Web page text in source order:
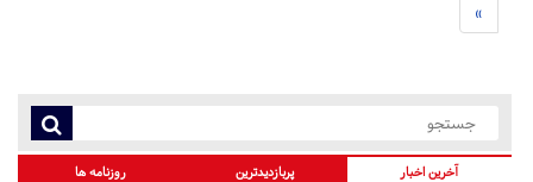
»
آخرین اخبار پربازدیدترین روزنامه ها